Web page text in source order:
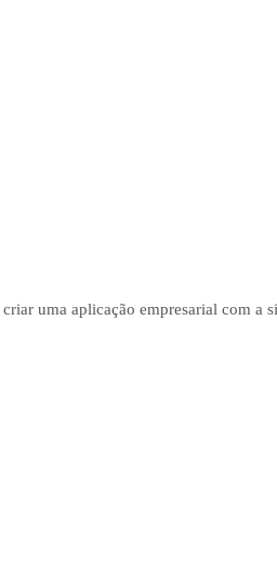
uma aplicação empresarial com a